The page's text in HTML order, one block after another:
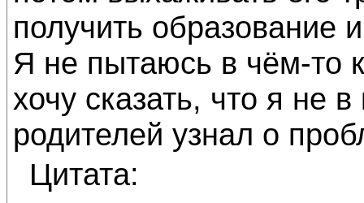
получить образование
Я не пытаюсь в чём-то
хочу сказать, что я не
родителей узнал о
Цитата: